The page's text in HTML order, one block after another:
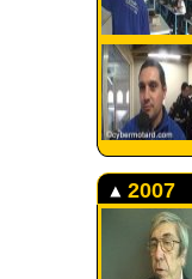
2007